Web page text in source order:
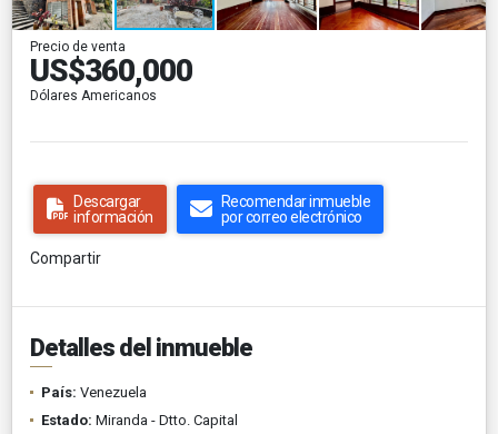
Precio de venta
US$360,000
Dólares Americanos
Descargar
información
Recomendar inmueble
por correo electrónico
Compartir
Detalles del inmueble
País: Venezuela
Estado: Miranda - Dtto. Capital